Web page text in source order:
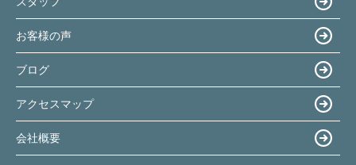
お客様の声
ブログ
アクセスマップ
会社概要